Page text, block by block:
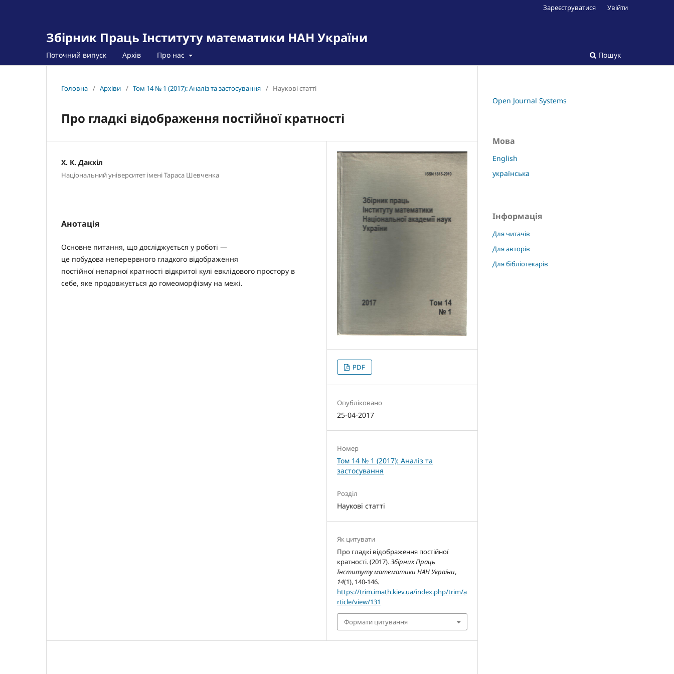
Збірник Праць Інституту математики НАН України
Поточний випуск Архів Про нас Пошук
Зареєструватися Увійти
Головна / Архіви / Том 14 № 1 (2017): Аналіз та застосування / Наукові статті
Про гладкі відображення постійної кратності
Х. К. Дакхіл
Національний університет імені Тараса Шевченка
Анотація
Основне питання, що досліджується у роботі —
це побудова неперервного гладкого відображення
постійної непарної кратності відкритої кулі евклідового простору в
себе, яке продовжується до гомеоморфізму на межі.
PDF
Опубліковано
25-04-2017
Номер
Том 14 № 1 (2017): Аналіз та
застосування
Розділ
Наукові статті
Як цитувати
Про гладкі відображення постійної
кратності. (2017).Збірник Праць
Інституту математики НАН України,
14(1), 140-146.
https://trim.imath.kiev.ua/index.php/trim/a
rticle/view/131
Формати цитування
Open Journal Systems
Мова
English
українська
Інформація
Для читачів
Для авторів
Для бібліотекарів